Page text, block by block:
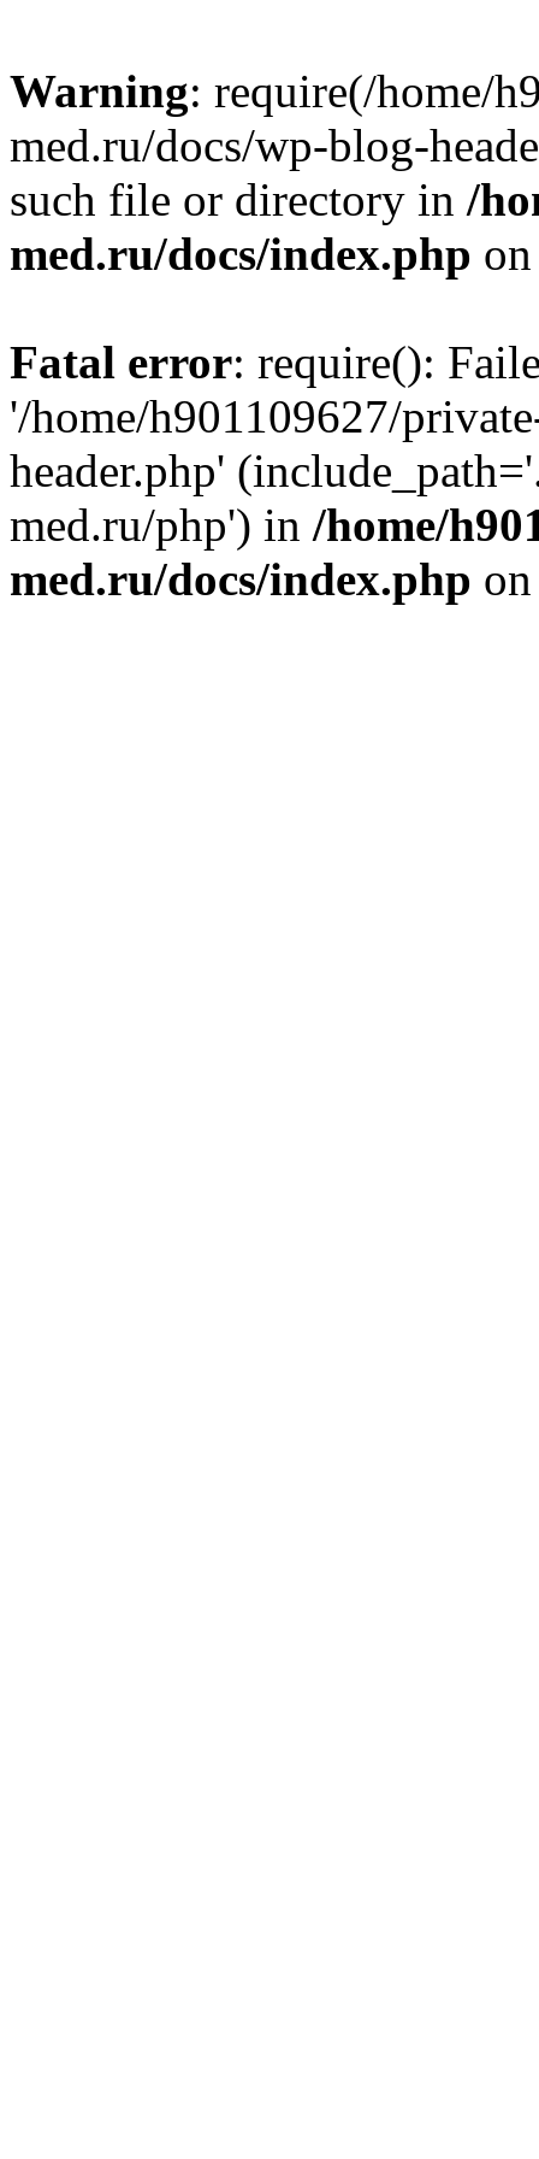
Warning: require(/home/
med.ru/docs/wp-blog-
such file or directory in /
med.ru/docs/index.php
Fatal error: require():
'/home/h901109627/
header.php'
med.ru/php') in /home/
med.ru/docs/index.php